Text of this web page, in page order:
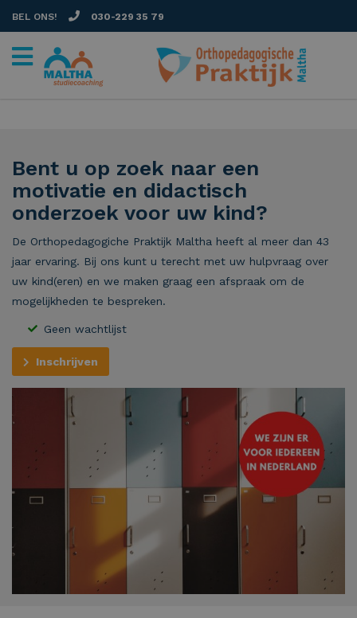
BEL ONS! 030-229 35 79
Bent u op zoek naar een
motivatie en didactisch
onderzoek voor uw kind?
De Orthopedagogiche Praktijk Maltha heeft al meer dan 43
jaar ervaring. Bij ons kunt u terecht met uw hulpvraag over
uw kind(eren) en we maken graag een afspraak om de
mogelijkheden te bespreken.
Geen wachtlijst
Inschrijven